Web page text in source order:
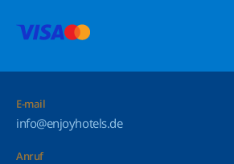
E-mail
info@enjoyhotels.de
Anruf